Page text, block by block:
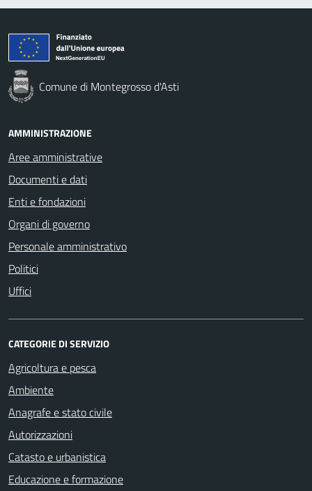
Comune di Montegrosso d'Asti
AMMINISTRAZIONE
Aree amministrative
Documenti e dati
Enti e fondazioni
Organi di governo
Personale amministrativo
Politici
Uffici
CATEGORIE DI SERVIZIO
Agricoltura e pesca
Ambiente
Anagrafe e stato civile
Autorizzazioni
Catasto e urbanistica
Educazione e formazione